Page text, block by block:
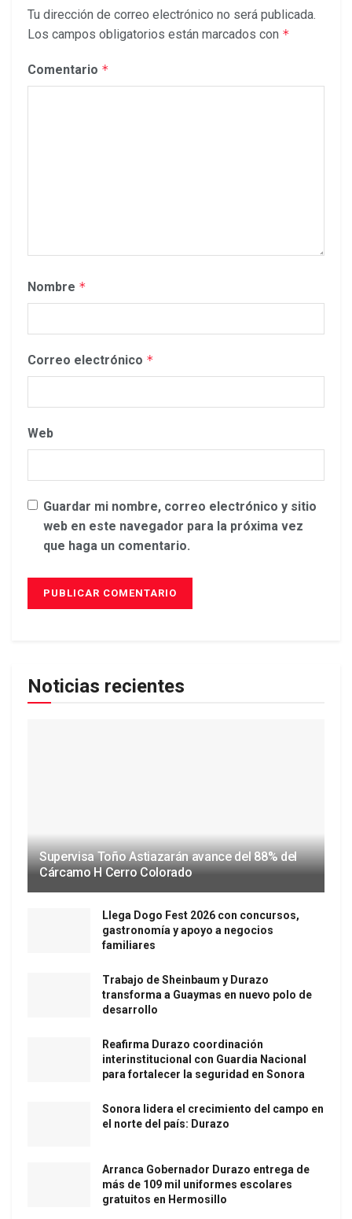
Tu dirección de correo electrónico no será publicada.
Los campos obligatorios están marcados con *
Comentario *
Nombre *
Correo electrónico *
Web
Guardar mi nombre, correo electrónico y sitio
web en este navegador para la próxima vez
que haga un comentario.
Noticias recientes
Supervisa Toño Astiazarán avance del 88% del
Cárcamo H Cerro Colorado
Llega Dogo Fest 2026 con concursos,
gastronomía y apoyo a negocios
familiares
Trabajo de Sheinbaum y Durazo
transforma a Guaymas en nuevo polo de
desarrollo
Reafirma Durazo coordinación
interinstitucional con Guardia Nacional
para fortalecer la seguridad en Sonora
Sonora lidera el crecimiento del campo en
el norte del país: Durazo
Arranca Gobernador Durazo entrega de
más de 109 mil uniformes escolares
gratuitos en Hermosillo